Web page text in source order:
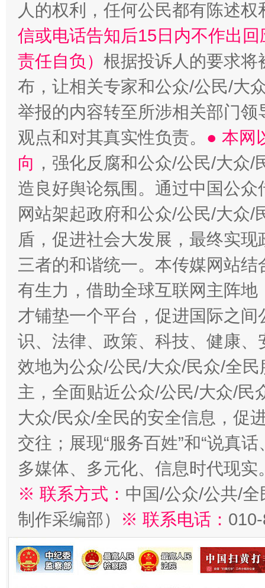
人的权利，任何公民都有陈述
信或电话告知后15日内不作出
责任自负） 根据投诉人的要求将
布，让相关专家和公众/公民/大
举报的内容转至所涉相关部门
观点和对其真实性负责。 ● 本网
向 ，强化反腐和公众/公民/大众
造良好舆论氛围。通过中国公
网站架起政府和公众/公民/大众
盾，促进社会大发展，最终实
三者的和谐统一。本传媒网站
有生力，借助全球互联网主阵
才铺垫一个平台，促进国际之
识、法律、政策、科技、健康
效地为公众/公民/大众/民众/全
主，全面贴近公众/公民/大众/民
大众/民众/全民的安全信息，促
交往；展现“服务百姓”和“说真
多媒体、多元化、信息时代现实
※ 联系方式： 中国/公众/公共/
制作采编部）
※ 联系电话：